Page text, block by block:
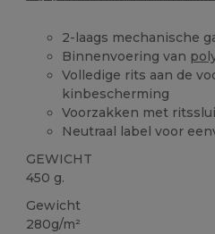
2-laags mechanische
Binnenvoering van
Volledige rits aan de
kinbescherming
Voorzakken met
Neutraal label voor
GEWICHT
450 g.
Gewicht
280g/m²